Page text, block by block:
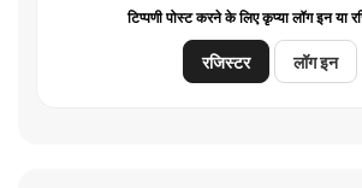
टिप्पणी पोस्ट करने के लिए कृप्या लॉग इन या
रजिस्टर लॉग इन